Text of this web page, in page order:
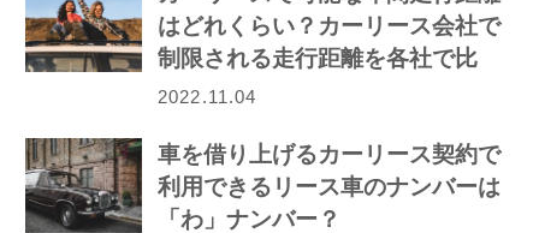
はどれくらい？カーリース会社で
制限される走行距離を各社で比
較！
2022.11.04
車を借り上げるカーリース契約で
利用できるリース車のナンバーは
「わ」ナンバー？